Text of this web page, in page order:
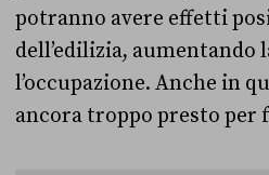
potranno avere effetti
dell’edilizia, aumentando
l’occupazione. Anche in
ancora troppo presto per